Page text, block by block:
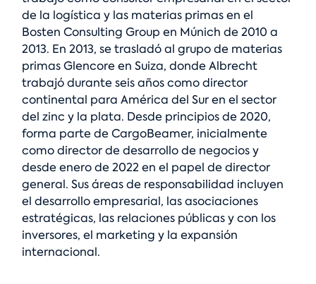
de la logística y las materias primas en el
Bosten Consulting Group en Múnich de 2010 a
2013. En 2013, se trasladó al grupo de materias
primas Glencore en Suiza, donde Albrecht
trabajó durante seis años como director
continental para América del Sur en el sector
del zinc y la plata. Desde principios de 2020,
forma parte de CargoBeamer, inicialmente
como director de desarrollo de negocios y
desde enero de 2022 en el papel de director
general. Sus áreas de responsabilidad incluyen
el desarrollo empresarial, las asociaciones
estratégicas, las relaciones públicas y con los
inversores, el marketing y la expansión
internacional.